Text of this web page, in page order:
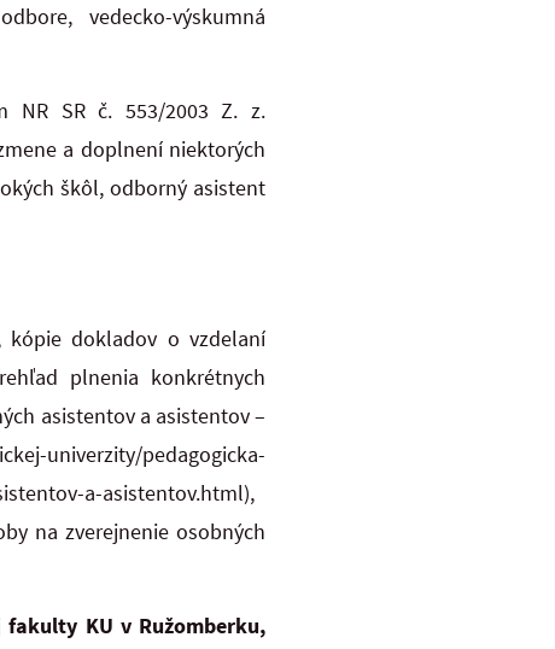
vedecko-výskumná
NR SR č. 553/2003 Z. z.
a doplnení niektorých
škôl, odborný asistent
kópie dokladov o vzdelaní
plnenia konkrétnych
asistentov a asistentov –
pedagogicka-
a-asistentov.html),
na zverejnenie osobných
fakulty KU v Ružomberku,